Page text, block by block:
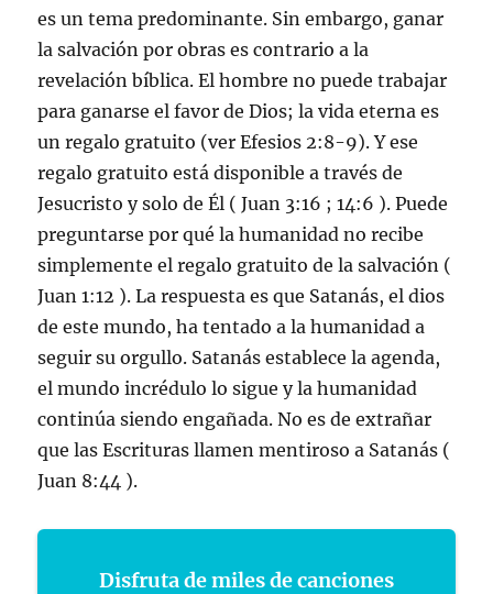
es un tema predominante. Sin embargo, ganar
la salvación por obras es contrario a la
revelación bíblica. El hombre no puede trabajar
para ganarse el favor de Dios; la vida eterna es
un regalo gratuito (ver Efesios 2:8-9). Y ese
regalo gratuito está disponible a través de
Jesucristo y solo de Él ( Juan 3:16 ; 14:6 ). Puede
preguntarse por qué la humanidad no recibe
simplemente el regalo gratuito de la salvación (
Juan 1:12 ). La respuesta es que Satanás, el dios
de este mundo, ha tentado a la humanidad a
seguir su orgullo. Satanás establece la agenda,
el mundo incrédulo lo sigue y la humanidad
continúa siendo engañada. No es de extrañar
que las Escrituras llamen mentiroso a Satanás (
Juan 8:44 ).
Disfruta de miles de canciones